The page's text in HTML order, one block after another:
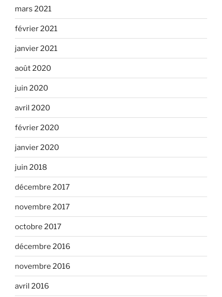
mars 2021
février 2021
janvier 2021
août 2020
juin 2020
avril 2020
février 2020
janvier 2020
juin 2018
décembre 2017
novembre 2017
octobre 2017
décembre 2016
novembre 2016
avril 2016